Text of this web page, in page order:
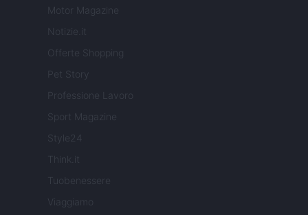
Motor Magazine
Notizie.it
Offerte Shopping
Pet Story
Professione Lavoro
Sport Magazine
Style24
Think.it
Tuobenessere
Viaggiamo